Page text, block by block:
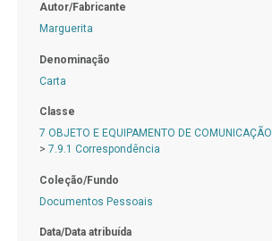
Autor/Fabricante
Marguerita
Denominação
Carta
Classe
7 OBJETO E EQUIPAMENTO DE COMUNICAÇÃO
> 7.9.1 Correspondência
Coleção/Fundo
Documentos Pessoais
Data/Data atribuída